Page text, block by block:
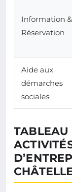
Information &
Réservation
Aide aux
démarches
sociales
TABLEAU